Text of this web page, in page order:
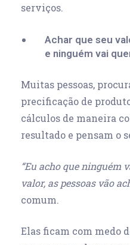
serviços.
Achar que seu
e ninguém vai
Muitas pessoas,
precificação de
cálculos de maneira
resultado e pensam o
“Eu acho que ninguém
valor, as pessoas vão
comum.
Elas ficam com medo